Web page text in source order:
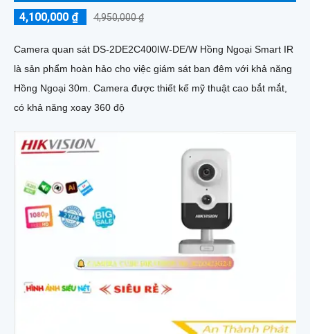
4,100,000 ₫ 4,950,000 ₫
Camera quan sát DS-2DE2C400IW-DE/W Hồng Ngoại Smart IR
là sản phẩm hoàn hảo cho việc giám sát ban đêm với khả năng
Hồng Ngoại 30m. Camera được thiết kế mỹ thuật cao bắt mắt,
có khả năng xoay 360 độ